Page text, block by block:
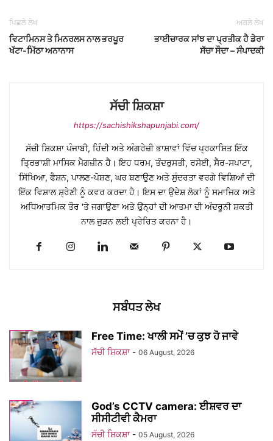
ਪਿਛਲੇ ਲੇਖ
ਵਿਟਾਮਿਨਸ ਤੇ ਮਿਨਰਲਸ ਨਾਲ ਭਰਪੂਰ
ਖੱਟਾ-ਮਿੱਠਾ ਅਨਾਨਾਸ
ਅਗਲੇ ਲੇਖ
ਭਾਈਚਾਰਕ ਸਾਂਝ ਦਾ ਪ੍ਰਤੀਕ ਹੈ ਡੇਰਾ
ਸੱਚਾ ਸੌਦਾ – ਸੰਪਾਦਕੀ
ਸੱਚੀ ਸ਼ਿਕਸ਼ਾ
https://sachishikshapunjabi.com/
ਸੱਚੀ ਸ਼ਿਕਸ਼ਾ ਪੰਜਾਬੀ, ਹਿੰਦੀ ਅਤੇ ਅੰਗਰੇਜ਼ੀ ਭਾਸ਼ਾਵਾਂ ਵਿੱਚ ਪ੍ਰਕਾਸ਼ਿਤ ਇੱਕ
ਤ੍ਰਿਭਾਸ਼ੀ ਮਾਸਿਕ ਮੈਗਜ਼ੀਨ ਹੈ। ਇਹ ਧਰਮ, ਤੰਦਰੁਸਤੀ, ਰਸੋਈ, ਸੈਰ-ਸਪਾਟਾ,
ਸਿੱਖਿਆ, ਫੈਸ਼ਨ, ਪਾਲਣ-ਪੋਸ਼ਣ, ਘਰ ਬਣਾਉਣ ਅਤੇ ਸੁੰਦਰਤਾ ਵਰਗੇ ਵਿਸ਼ਿਆਂ ਦੀ
ਇੱਕ ਵਿਸ਼ਾਲ ਸ਼੍ਰੇਣੀ ਨੂੰ ਕਵਰ ਕਰਦਾ ਹੈ। ਇਸ ਦਾ ਉਦੇਸ਼ ਲੋਕਾਂ ਨੂੰ ਸਮਾਜਿਕ ਅਤੇ
ਅਧਿਆਤਮਿਕ ਤੌਰ 'ਤੇ ਜਗਾਉਣਾ ਅਤੇ ਉਨ੍ਹਾਂ ਦੀ ਆਤਮਾ ਦੀ ਅੰਦਰੂਨੀ ਸ਼ਕਤੀ
ਨਾਲ ਜੁੜਨ ਲਈ ਪ੍ਰੇਰਿਤ ਕਰਨਾ ਹੈ।
ਸਬੰਧਤ ਲੇਖ
Free Time: ਖਾਲੀ ਸਮੇਂ ’ਚ ਕੁਝ ਹੋ ਜਾਵੇ
ਸੱਚੀ ਸ਼ਿਕਸ਼ਾ - 06 August, 2026
God’s CCTV camera: ਈਸ਼ਵਰ ਦਾ
ਸੀਸੀਟੀਵੀ ਕੈਮਰਾ
ਸੱਚੀ ਸ਼ਿਕਸ਼ਾ - 05 August, 2026